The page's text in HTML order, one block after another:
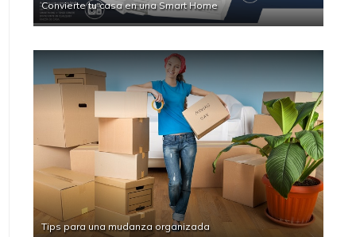
Convierte tu casa en una Smart Home
Tips para una mudanza organizada